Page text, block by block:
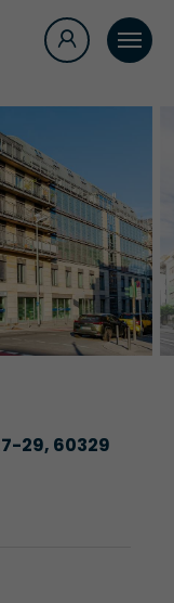
29, 60329